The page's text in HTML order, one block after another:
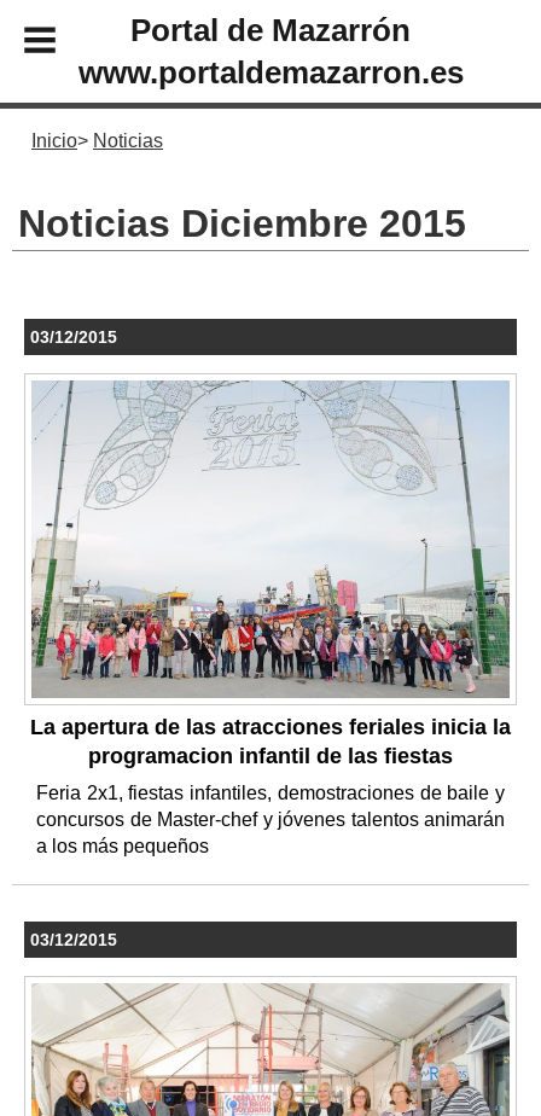
Portal de Mazarrón
www.portaldemazarron.es
Inicio Noticias
Noticias Diciembre 2015
03/12/2015
La apertura de las atracciones feriales inicia la
programacion infantil de las fiestas
Feria 2x1, fiestas infantiles, demostraciones de baile y
concursos de Master-chef y jóvenes talentos animarán
a los más pequeños
03/12/2015